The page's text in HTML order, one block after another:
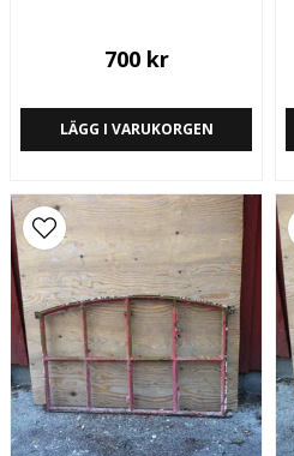
700 kr
LÄGG I VARUKORGEN